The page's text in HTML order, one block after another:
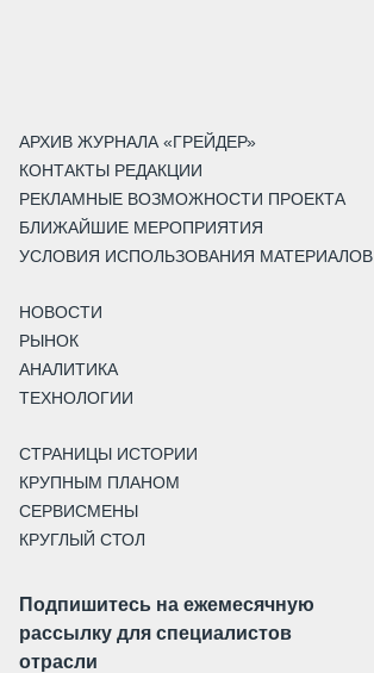
АРХИВ ЖУРНАЛА «ГРЕЙДЕР»
КОНТАКТЫ РЕДАКЦИИ
РЕКЛАМНЫЕ ВОЗМОЖНОСТИ ПРОЕКТА
БЛИЖАЙШИЕ МЕРОПРИЯТИЯ
УСЛОВИЯ ИСПОЛЬЗОВАНИЯ МАТЕРИАЛОВ
НОВОСТИ
РЫНОК
АНАЛИТИКА
ТЕХНОЛОГИИ
СТРАНИЦЫ ИСТОРИИ
КРУПНЫМ ПЛАНОМ
СЕРВИСМЕНЫ
КРУГЛЫЙ СТОЛ
Подпишитесь на ежемесячную
рассылку для специалистов
отрасли